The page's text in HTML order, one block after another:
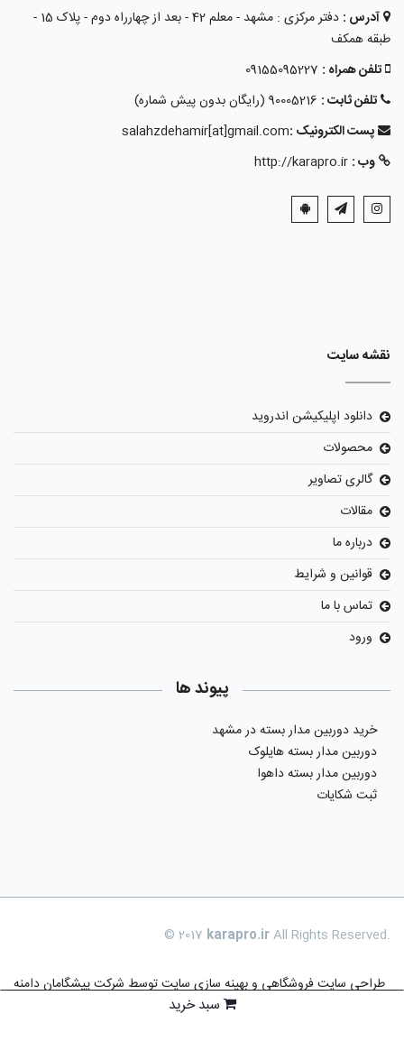
سبد خرید
آدرس :
دفتر مرکزی : مشهد - معلم 42 - بعد از چهارراه دوم - پلاک 15 -
طبقه همکف
تلفن همراه : 09155095227
تلفن ثابت : 90005216 (رایگان بدون پیش شماره)
پست الکترونیک :salahzdehamir[at]gmail.com
وب : http://karapro.ir
نقشه سایت
دانلود اپلیکیشن اندروید
محصولات
گالری تصاویر
مقالات
درباره ما
قوانین و شرایط
تماس با ما
ورود
پیوند ها
خرید دوربین مدار بسته در مشهد
دوربین مدار بسته هایلوک
دوربین مدار بسته داهوا
ثبت شکایات
© 2017 karapro.irAll Rights Reserved.
طراحی سایت فروشگاهیو بهینه سازی سایت توسطشرکت پیشگامان دامنه